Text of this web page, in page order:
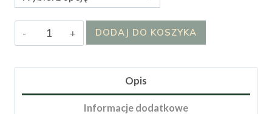
ilość
Komplet
DODAJ DO KOSZYKA
Opis
Informacje dodatkowe